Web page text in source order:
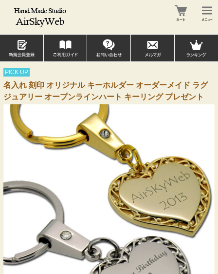
PICK UP
名入れ 刻印 オリジナル キーホルダー オーダーメイド ラグ
ジュアリー オープンラインハート キーリング プレゼント